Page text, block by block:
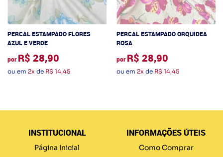
PERCAL ESTAMPADO FLORES
AZUL E VERDE
por R$ 28,90
ou em 2x de R$ 14,45
PERCAL ESTAMPADO ORQUIDEA
ROSA
por R$ 28,90
ou em 2x de R$ 14,45
INSTITUCIONAL
Página Inicial
INFORMAÇÕES ÚTEIS
Como Comprar